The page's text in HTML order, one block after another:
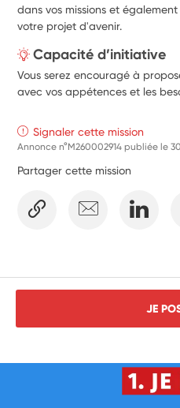
dans vos missions et
votre projet d'avenir.
Capacité d’initiative
Vous serez encouragé à
avec vos appétences et les
Signaler cette mission
Annonce n°M260002914 publiée le
Partager cette mission
JE